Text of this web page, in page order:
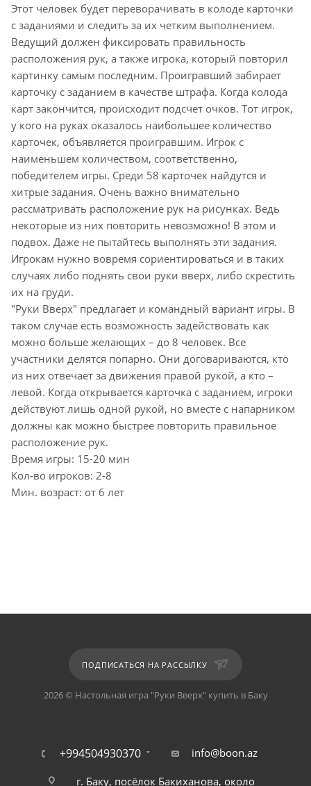
Этот человек будет переворачивать в колоде карточки
с заданиями и следить за их четким выполнением.
Ведущий должен фиксировать правильность
расположения рук, а также игрока, который повторил
картинку самым последним. Проигравший забирает
карточку с заданием в качестве штрафа. Когда колода
карт закончится, происходит подсчет очков. Тот игрок,
у кого на руках оказалось наибольшее количество
карточек, объявляется проигравшим. Игрок с
наименьшем количеством, соответственно,
победителем игры. Среди 58 карточек найдутся и
хитрые задания. Очень важно внимательно
рассматривать расположение рук на рисунках. Ведь
некоторые из них повторить невозможно! В этом и
подвох. Даже не пытайтесь выполнять эти задания.
Игрокам нужно вовремя сориентироваться и в таких
случаях либо поднять свои руки вверх, либо скрестить
их на груди.
"Руки Вверх" предлагает и командный вариант игры. В
таком случае есть возможность задействовать как
можно больше желающих – до 8 человек. Все
участники делятся попарно. Они договариваются, кто
из них отвечает за движения правой рукой, а кто –
левой. Когда открывается карточка с заданием, игроки
действуют лишь одной рукой, но вместе с напарником
должны как можно быстрее повторить правильное
расположение рук.
Время игры: 15-20 мин
Кол-во игроков: 2-8
Мин. возраст: от 6 лет
ПОДПИСАТЬСЯ НА РАССЫЛКУ
2026 © Настольная игра "Руки Вверх" купить в Баку
+994504930370 info@boon.az
г. Баку, посёлок Бакиханова, около